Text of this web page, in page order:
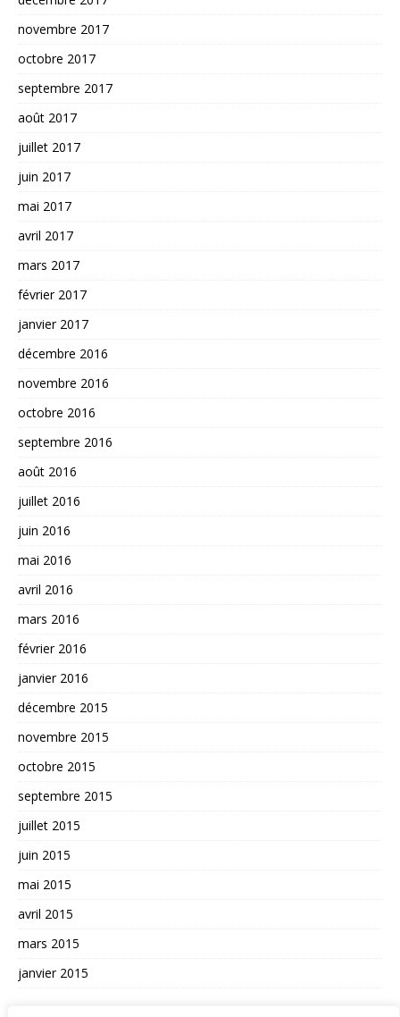
novembre 2017
octobre 2017
septembre 2017
août 2017
juillet 2017
juin 2017
mai 2017
avril 2017
mars 2017
février 2017
janvier 2017
décembre 2016
novembre 2016
octobre 2016
septembre 2016
août 2016
juillet 2016
juin 2016
mai 2016
avril 2016
mars 2016
février 2016
janvier 2016
décembre 2015
novembre 2015
octobre 2015
septembre 2015
juillet 2015
juin 2015
mai 2015
avril 2015
mars 2015
janvier 2015